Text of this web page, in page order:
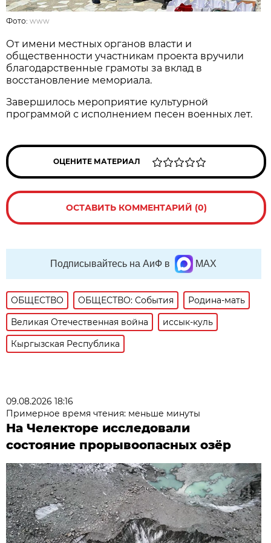
Фото:www
От имени местных органов власти и
общественности участникам проекта вручили
благодарственные грамоты за вклад в
восстановление мемориала.
Завершилось мероприятие культурной
программой с исполнением песен военных лет.
ОЦЕНИТЕ МАТЕРИАЛ
ОСТАВИТЬ КОММЕНТАРИЙ (0)
Подписывайтесь на АиФ в MAX
ОБЩЕСТВО ОБЩЕСТВО: События
Родина-мать
Великая Отечественная война
иссык-куль
Кыргызская Республика
09.08.2026 18:16
Примерное время чтения: меньше минуты
На Челекторе исследовали
состояние прорывоопасных озёр